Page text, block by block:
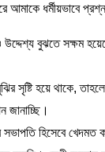
ধর্মীয়ভাবে
বুঝতে সক্ষম
সৃষ্টি হয়ে থাকে,
জানাচ্ছি।
হিসেবে